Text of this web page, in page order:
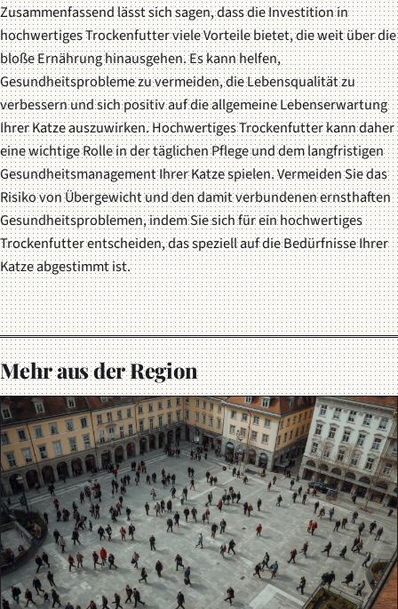
Zusammenfassend lässt sich sagen, dass die Investition in
hochwertiges Trockenfutter viele Vorteile bietet, die weit über die
bloße Ernährung hinausgehen. Es kann helfen,
Gesundheitsprobleme zu vermeiden, die Lebensqualität zu
verbessern und sich positiv auf die allgemeine Lebenserwartung
Ihrer Katze auszuwirken. Hochwertiges Trockenfutter kann daher
eine wichtige Rolle in der täglichen Pflege und dem langfristigen
Gesundheitsmanagement Ihrer Katze spielen. Vermeiden Sie das
Risiko von Übergewicht und den damit verbundenen ernsthaften
Gesundheitsproblemen, indem Sie sich für ein hochwertiges
Trockenfutter entscheiden, das speziell auf die Bedürfnisse Ihrer
Katze abgestimmt ist.
Mehr aus der Region